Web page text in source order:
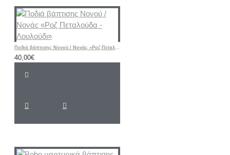
Ποδιά βάπτισης Νονού / Νονάς «Ροζ Πεταλούδα - Λουλούδι»
40,00€